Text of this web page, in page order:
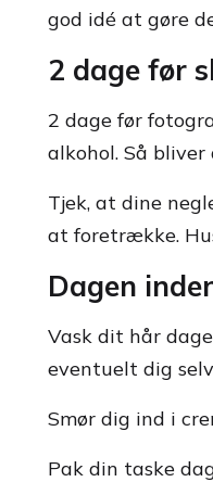
god idé at gøre
2 dage før
2 dage før
alkohol. Så
Tjek, at dine
at foretrække.
Dagen
Vask dit hår
eventuelt dig
Smør dig ind i
Pak din taske